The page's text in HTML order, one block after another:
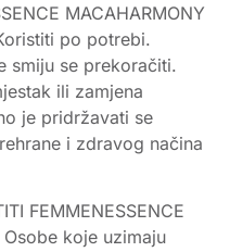
MACAHARMONY
po potrebi.
smiju se prekoračiti.
ili zamjena
je pridržavati se
i zdravog načina
FEMMENESSENCE
Osobe koje uzimaju